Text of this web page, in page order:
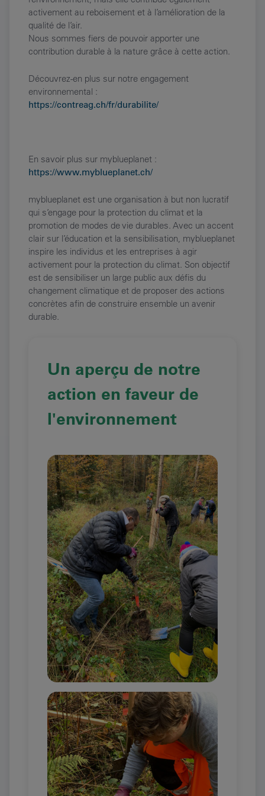
activement au reboisement et à l’amélioration de la
qualité de l’air.
Nous sommes fiers de pouvoir apporter une
contribution durable à la nature grâce à cette action.
Découvrez-en plus sur notre engagement
environnemental :
https://contreag.ch/fr/durabilite/
En savoir plus sur myblueplanet :
https://www.myblueplanet.ch/
myblueplanet est une organisation à but non lucratif
qui s’engage pour la protection du climat et la
promotion de modes de vie durables. Avec un accent
clair sur l’éducation et la sensibilisation, myblueplanet
inspire les individus et les entreprises à agir
activement pour la protection du climat. Son objectif
est de sensibiliser un large public aux défis du
changement climatique et de proposer des actions
concrètes afin de construire ensemble un avenir
durable.
Un aperçu de notre
action en faveur de
l'environnement